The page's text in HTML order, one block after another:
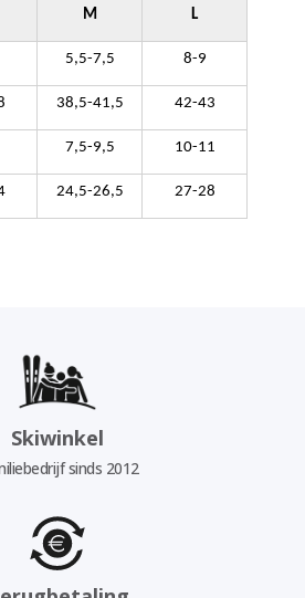
M L
5,5-7,5 8-9
38,5-41,5 42-43
7,5-9,5 10-11
24,5-26,5 27-28
Skiwinkel
sinds 2012